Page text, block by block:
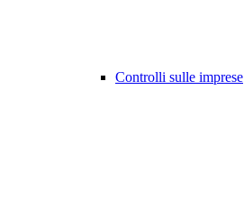
Controlli sulle imprese